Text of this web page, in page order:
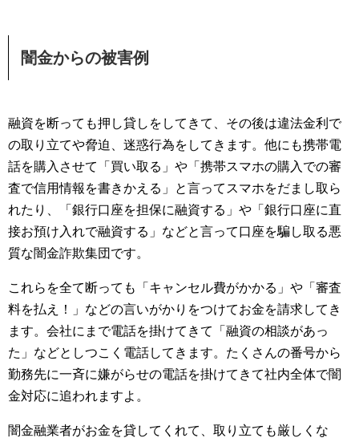
闇金からの被害例
融資を断っても押し貸しをしてきて、その後は違法金利で
の取り立てや脅迫、迷惑行為をしてきます。他にも携帯電
話を購入させて「買い取る」や「携帯スマホの購入での審
査で信用情報を書きかえる」と言ってスマホをだまし取ら
れたり、「銀行口座を担保に融資する」や「銀行口座に直
接お預け入れで融資する」などと言って口座を騙し取る悪
質な闇金詐欺集団です。
これらを全て断っても「キャンセル費がかかる」や「審査
料を払え！」などの言いがかりをつけてお金を請求してき
ます。会社にまで電話を掛けてきて「融資の相談があっ
た」などとしつこく電話してきます。たくさんの番号から
勤務先に一斉に嫌がらせの電話を掛けてきて社内全体で闇
金対応に追われますよ。
闇金融業者がお金を貸してくれて、取り立ても厳しくな